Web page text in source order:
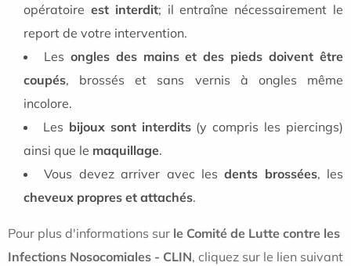
opératoire est interdit; il entraîne nécessairement le
report de votre intervention.
Les ongles des mains et des pieds doivent être
coupés, brossés et sans vernis à ongles même
incolore.
Les bijoux sont interdits(y compris les piercings)
ainsi que le maquillage.
Vous devez arriver avec lesdents brossées, les
cheveux propres et attachés.
Pour plus d'informations sur le Comité de Lutte contre les
Infections Nosocomiales - CLIN, cliquez sur le lien suivant